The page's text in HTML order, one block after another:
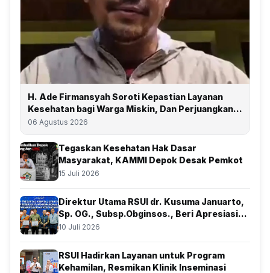
H. Ade Firmansyah Soroti Kepastian Layanan
Kesehatan bagi Warga Miskin, Dan Perjuangkan
Depok Kembali Raih Predikat UHC
06 Agustus 2026
Tegaskan Kesehatan Hak Dasar
Masyarakat, KAMMI Depok Desak Pemkot
15 Juli 2026
Direktur Utama RSUI dr. Kusuma Januarto,
Sp. OG., Subsp.Obginsos., Beri Apresiasi
Atas Kolaborasi Bersama BSSN
10 Juli 2026
RSUI Hadirkan Layanan untuk Program
Kehamilan, Resmikan Klinik Inseminasi